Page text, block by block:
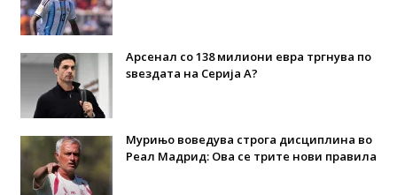
Арсенал со 138 милиони евра тргнува по
ѕвездата на Серија А?
Мурињо воведува строга дисциплина во
Реал Мадрид: Ова се трите нови правила